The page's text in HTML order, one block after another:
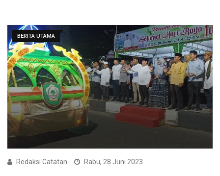
BERITA UTAMA
Redaksi Catatan Rabu, 28 Juni 2023